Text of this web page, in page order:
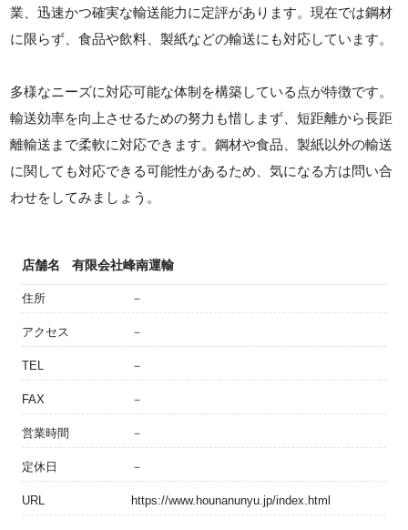
業、迅速かつ確実な輸送能力に定評があります。現在では鋼材
に限らず、食品や飲料、製紙などの輸送にも対応しています。
多様なニーズに対応可能な体制を構築している点が特徴です。
輸送効率を向上させるための努力も惜しまず、短距離から長距
離輸送まで柔軟に対応できます。鋼材や食品、製紙以外の輸送
に関しても対応できる可能性があるため、気になる方は問い合
わせをしてみましょう。
店舗名 有限会社峰南運輸
住所 －
アクセス －
TEL －
FAX －
営業時間 －
定休日 －
URL https://www.hounanunyu.jp/index.html